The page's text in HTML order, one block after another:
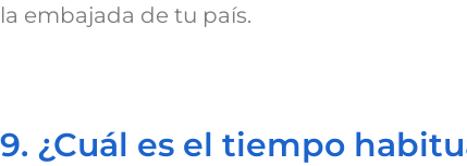
la embajada de tu país.
9. ¿Cuál es el tiempo